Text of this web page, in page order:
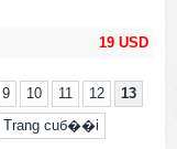
19 USD
9 10 11 12
13
Trang cuб��i